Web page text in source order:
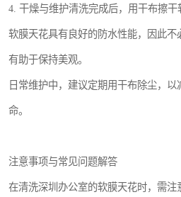
4. 干燥与维护清洗完成后，用干布擦干
软膜天花具有良好的防水性能，因此
有助于保持美观。
日常维护中，建议定期用干布除尘，
命。
注意事项与常见问题解答
在清洗深圳办公室的软膜天花时，需